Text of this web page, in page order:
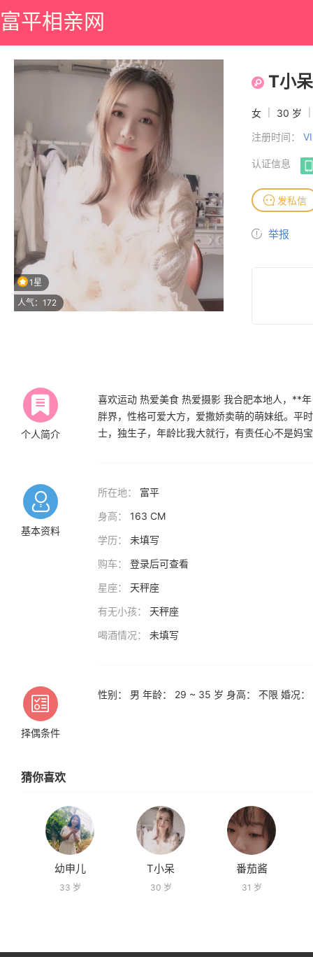
富平相亲网
1星
人气：172
T小
女 30 岁
注册时间：
认证信息
发私信
举报
个人简介
喜欢运动 热爱美食 热爱摄影 我合肥本地人，**
胖界，性格可爱大方，爱撒娇卖萌的萌妹纸。平
士，独生子，年龄比我大就行，有责任心不是妈
基本资料
所在地：
富平
身高：
163 CM
学历：
未填写
购车：
登录后可查看
星座：
天秤座
有无小孩：
天秤座
喝酒情况：
未填写
择偶条件
性别： 男 年龄： 29 ~ 35 岁 身高： 不限 婚况
猜你喜欢
幼申儿
33 岁
T小呆
30 岁
番茄酱
31 岁